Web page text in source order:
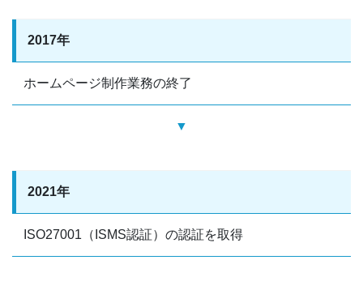
2017年
ホームページ制作業務の終了
▼
2021年
ISO27001（ISMS認証）の認証を取得